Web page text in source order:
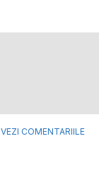
VEZI COMENTARIILE